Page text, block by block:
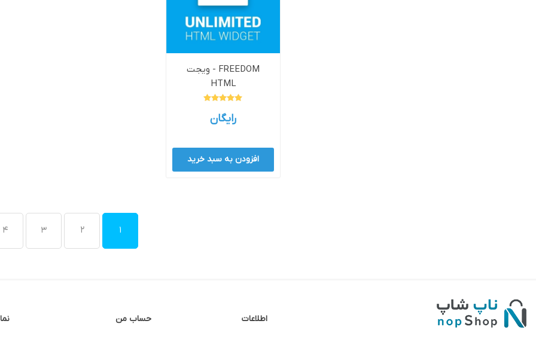
بازاریابی و فروش هوش مصنوعی
FREEDOM - ویجت
HTML
رایگان
افزودن به سبد خرید
1
2
3
4
اطلاعات حساب من